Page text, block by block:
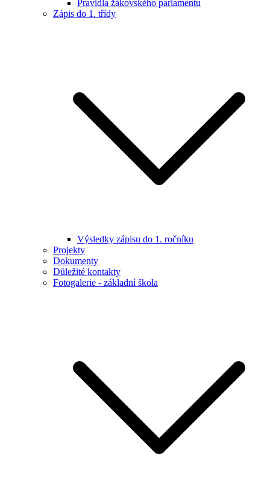
Pravidla žákovského parlamentu
Zápis do 1. třídy
Výsledky zápisu do 1. ročníku
Projekty
Dokumenty
Důležité kontakty
Fotogalerie - základní škola